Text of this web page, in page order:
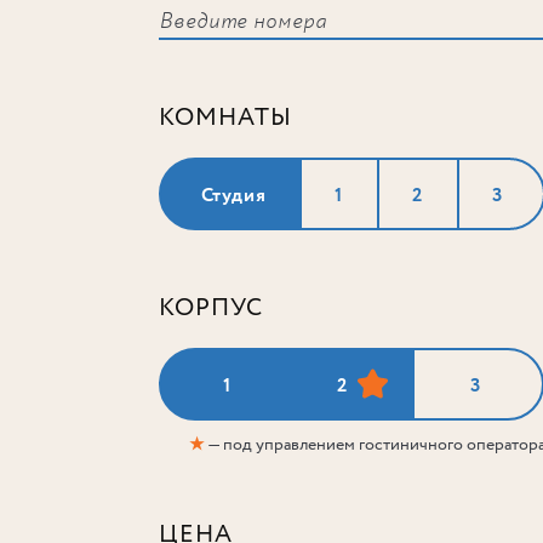
КОМНАТЫ
Студия 1 2 3
КОРПУС
1 2 3
★— под управлением гостиничного
ЦЕНА